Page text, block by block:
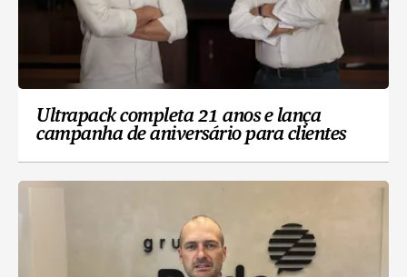
Ultrapack completa 21 anos e lança
campanha de aniversário para clientes